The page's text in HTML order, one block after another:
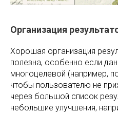
Организация
Хорошая организация
полезна, особенно если
многоцелевой (например,
чтобы пользователю не
через большой список
небольшие улучшения,